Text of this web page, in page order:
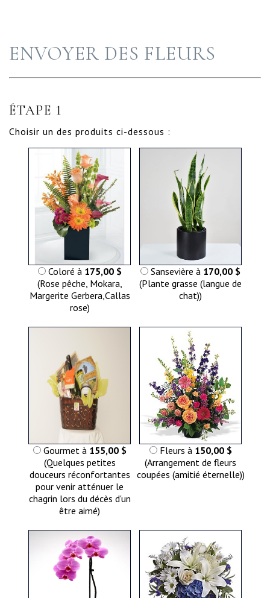
ENVOYER DES FLEURS
ÉTAPE 1
Choisir un des produits ci-dessous :
Coloré à 175,00 $
(Rose pêche, Mokara,
Margerite Gerbera,Callas
rose)
Sansevière à 170,00 $
(Plante grasse (langue de
chat))
Gourmet à 155,00 $
(Quelques petites
douceurs réconfortantes
pour venir atténuer le
chagrin lors du décès d'un
être aimé)
Fleurs à 150,00 $
(Arrangement de fleurs
coupées (amitié éternelle))